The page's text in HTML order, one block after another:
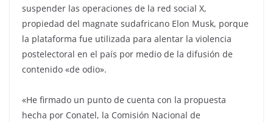
suspender las operaciones de la red social X,
propiedad del magnate sudafricano Elon Musk, porque
la plataforma fue utilizada para alentar la violencia
postelectoral en el país por medio de la difusión de
contenido «de odio».
«He firmado un punto de cuenta con la propuesta
hecha por Conatel, la Comisión Nacional de